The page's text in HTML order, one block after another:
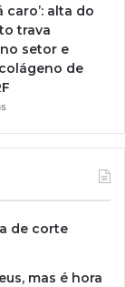
caro’: alta do
trava
setor e
de
de corte
mas é hora